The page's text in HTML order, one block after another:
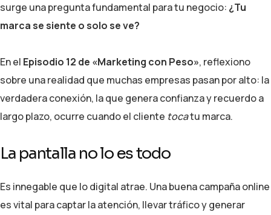
surge una pregunta fundamental para tu negocio: ¿Tu
marca se siente o solo se ve?
En el Episodio 12 de «Marketing con Peso», reflexiono
sobre una realidad que muchas empresas pasan por alto: la
verdadera conexión, la que genera confianza y recuerdo a
largo plazo, ocurre cuando el cliente tocatu marca.
La pantalla no lo es todo
Es innegable que lo digital atrae. Una buena campaña online
es vital para captar la atención, llevar tráfico y generar